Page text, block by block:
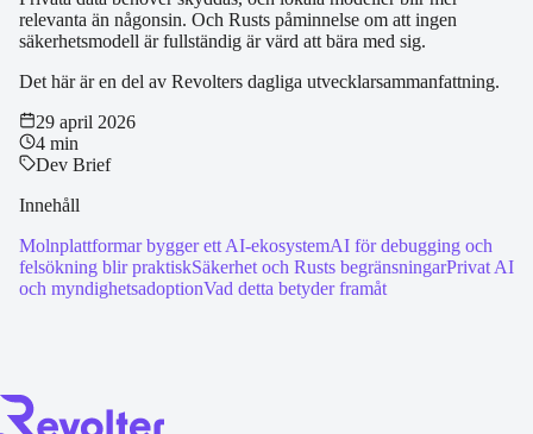
relevanta än någonsin. Och Rusts påminnelse om att ingen
säkerhetsmodell är fullständig är värd att bära med sig.
Det här är en del av Revolters dagliga utvecklarsammanfattning.
29 april 2026
4 min
Dev Brief
Innehåll
Molnplattformar bygger ett AI-ekosystemAI för debugging och
felsökning blir praktiskSäkerhet och Rusts begränsningarPrivat AI
och myndighetsadoptionVad detta betyder framåt